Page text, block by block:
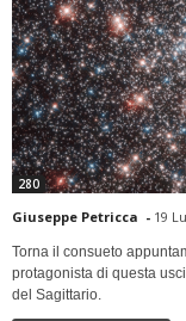
280
Giuseppe Petricca - 19
Torna il consueto
protagonista di questa
del Sagittario.